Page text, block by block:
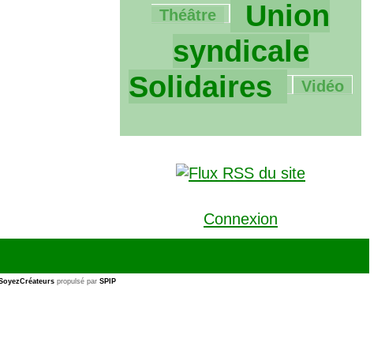
Théâtre
2112/2112
Union
syndicale
Solidaires
119/2112
Vidéo
Connexion
propulsé par SPIP